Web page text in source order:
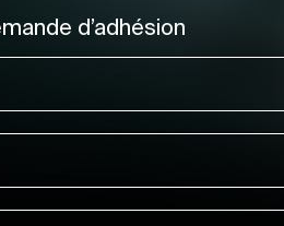
d’adhésion